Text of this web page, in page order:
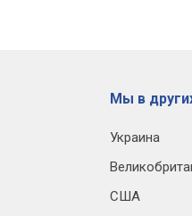
Мы в
Украина
США